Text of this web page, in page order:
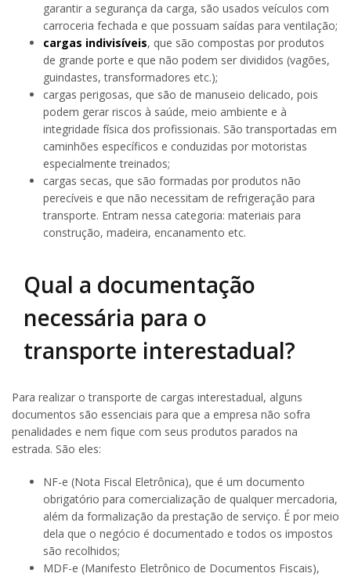
garantir a segurança da carga, são usados veículos com
carroceria fechada e que possuam saídas para ventilação;
cargas indivisíveis, que são compostas por produtos
de grande porte e que não podem ser divididos (vagões,
guindastes, transformadores etc.);
cargas perigosas, que são de manuseio delicado, pois
podem gerar riscos à saúde, meio ambiente e à
integridade física dos profissionais. São transportadas em
caminhões específicos e conduzidas por motoristas
especialmente treinados;
cargas secas, que são formadas por produtos não
perecíveis e que não necessitam de refrigeração para
transporte. Entram nessa categoria: materiais para
construção, madeira, encanamento etc.
Qual a documentação
necessária para o
transporte interestadual?
Para realizar o transporte de cargas interestadual, alguns
documentos são essenciais para que a empresa não sofra
penalidades e nem fique com seus produtos parados na
estrada. São eles:
NF-e (Nota Fiscal Eletrônica), que é um documento
obrigatório para comercialização de qualquer mercadoria,
além da formalização da prestação de serviço. É por meio
dela que o negócio é documentado e todos os impostos
são recolhidos;
MDF-e (Manifesto Eletrônico de Documentos Fiscais),